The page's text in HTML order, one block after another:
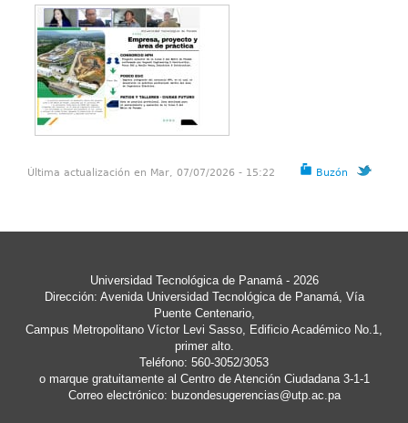
Buzón
Última actualización en Mar, 07/07/2026 - 15:22
Universidad Tecnológica de Panamá - 2026
Dirección: Avenida Universidad Tecnológica de Panamá, Vía
Puente Centenario,
Campus Metropolitano Víctor Levi Sasso, Edificio Académico No.1,
primer alto.
Teléfono: 560-3052/3053
o marque gratuitamente al Centro de Atención Ciudadana 3-1-1
Correo electrónico: buzondesugerencias@utp.ac.pa